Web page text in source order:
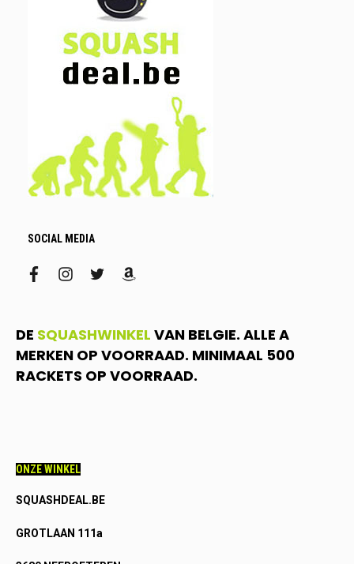
SOCIAL MEDIA
facebookinstagram
twitteramazon
DE SQUASHWINKEL VAN BELGIE. ALLE A
MERKEN OP VOORRAAD. MINIMAAL 500
RACKETS OP VOORRAAD.
ONZE WINKEL
SQUASHDEAL.BE
GROTLAAN 111a